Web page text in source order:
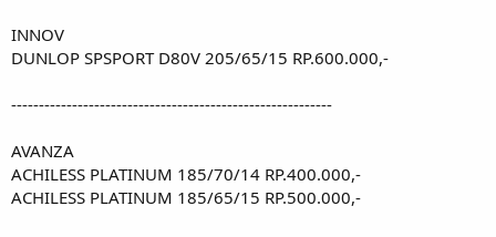
INNOV
DUNLOP SPSPORT D80V 205/65/15 RP.600.000,-
----------------------------------------------------------
AVANZA
ACHILESS PLATINUM 185/70/14 RP.400.000,-
ACHILESS PLATINUM 185/65/15 RP.500.000,-